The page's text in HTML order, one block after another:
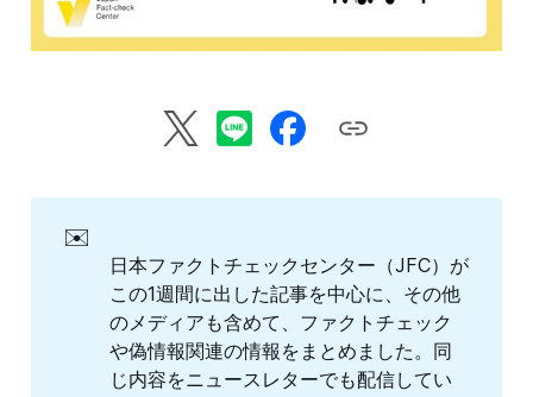
✉️
日本ファクトチェックセンター（JFC）が
この1週間に出した記事を中心に、その他
のメディアも含めて、ファクトチェック
や偽情報関連の情報をまとめました。同
じ内容をニュースレターでも配信してい